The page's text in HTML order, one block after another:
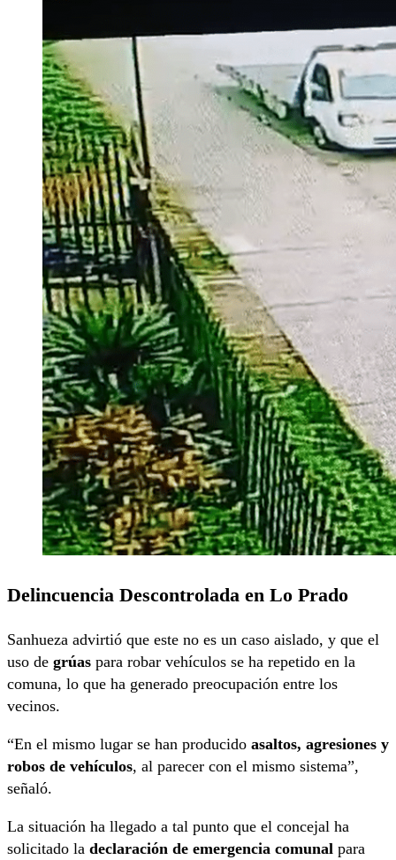
Delincuencia Descontrolada en Lo Prado
Sanhueza advirtió que este no es un caso aislado, y que el
uso de grúas para robar vehículos se ha repetido en la
comuna, lo que ha generado preocupación entre los
vecinos.
“En el mismo lugar se han producido asaltos, agresiones y
robos de vehículos, al parecer con el mismo sistema”,
señaló.
La situación ha llegado a tal punto que el concejal ha
solicitado la declaración de emergencia comunal para